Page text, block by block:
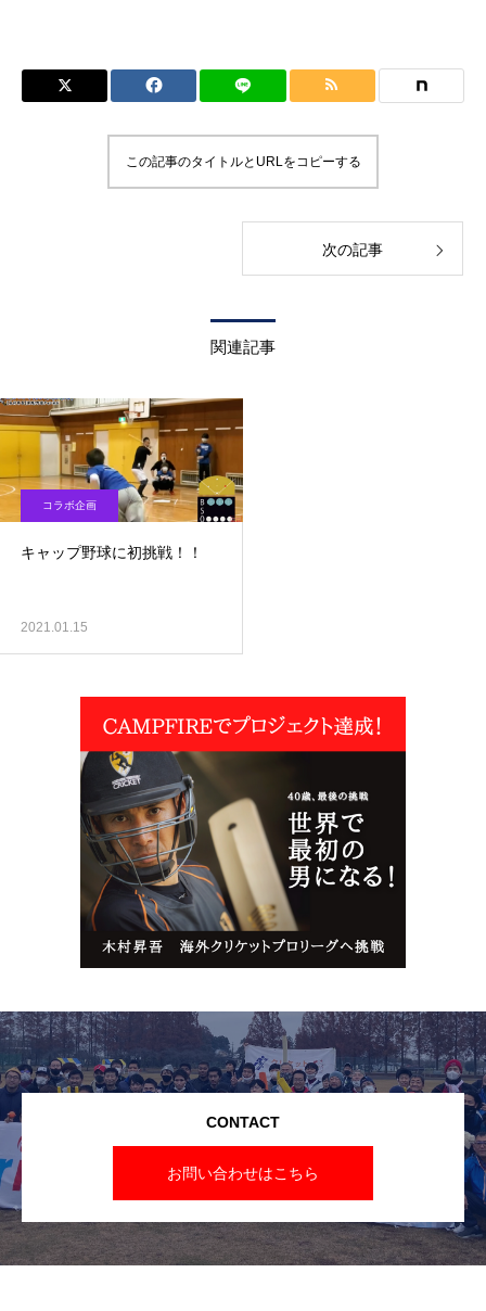
この記事のタイトルとURLをコピーする
次の記事
関連記事
コラボ企画
キャップ野球に初挑戦！！
2021.01.15
CONTACT
お問い合わせはこちら